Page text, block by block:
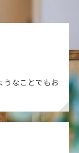
うなことでもお